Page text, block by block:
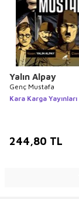
Yalın Alpay
Genç Mustafa
Kara Karga Yayınları
244,80 TL